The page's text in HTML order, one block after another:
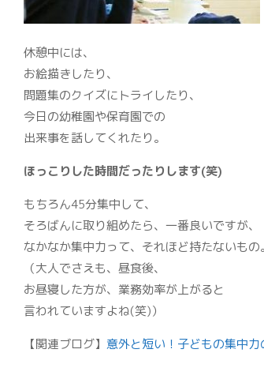
休憩中には、
お絵描きしたり、
問題集のクイズにトライしたり、
今日の幼稚園や保育園での
出来事を話してくれたり。
ほっこりした時間だったりします(笑)
もちろん45分集中して、
そろばんに取り組めたら、一番良いですが、
なかなか集中力って、それほど持たないもの。
（大人でさえも、昼食後、
お昼寝した方が、業務効率が上がると
言われていますよね(笑)）
【関連ブログ】 意外と短い！子どもの集中力